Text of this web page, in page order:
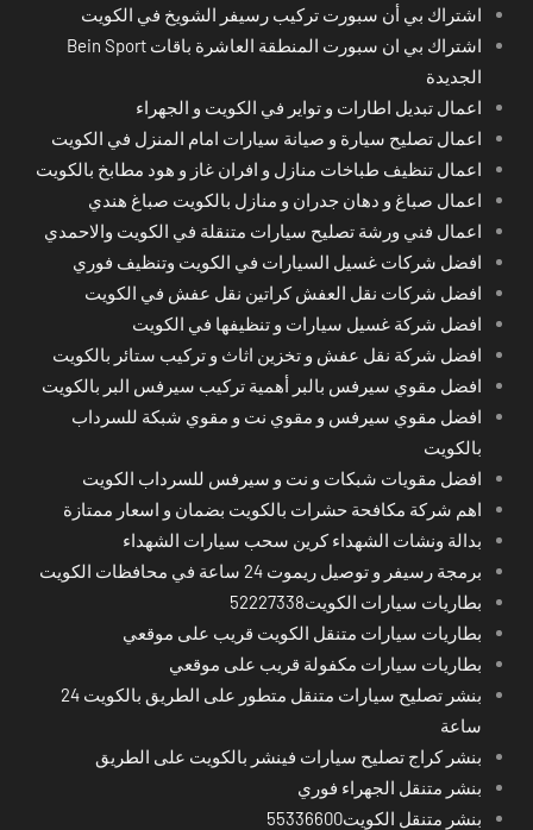
اشتراك بي أن سبورت تركيب رسيفر الشويخ في الكويت
اشتراك بي ان سبورت المنطقة العاشرة باقات Bein Sport
الجديدة
اعمال تبديل اطارات و تواير في الكويت و الجهراء
اعمال تصليح سيارة و صيانة سيارات امام المنزل في الكويت
اعمال تنظيف طباخات منازل و افران غاز و هود مطابخ بالكويت
اعمال صباغ و دهان جدران و منازل بالكويت صباغ هندي
اعمال فني ورشة تصليح سيارات متنقلة في الكويت والاحمدي
افضل شركات غسيل السيارات في الكويت وتنظيف فوري
افضل شركات نقل العفش كراتين نقل عفش في الكويت
افضل شركة غسيل سيارات و تنظيفها في الكويت
افضل شركة نقل عفش و تخزين اثاث و تركيب ستائر بالكويت
افضل مقوي سيرفس بالبر أهمية تركيب سيرفس البر بالكويت
افضل مقوي سيرفس و مقوي نت و مقوي شبكة للسرداب
بالكويت
افضل مقويات شبكات و نت و سيرفس للسرداب الكويت
اهم شركة مكافحة حشرات بالكويت بضمان و اسعار ممتازة
بدالة ونشات الشهداء كرين سحب سيارات الشهداء
برمجة رسيفر و توصيل ريموت 24 ساعة في محافظات الكويت
بطاريات سيارات الكويت52227338
بطاريات سيارات متنقل الكويت قريب على موقعي
بطاريات سيارات مكفولة قريب على موقعي
بنشر تصليح سيارات متنقل متطور على الطريق بالكويت 24
ساعة
بنشر كراج تصليح سيارات فينشر بالكويت على الطريق
بنشر متنقل الجهراء فوري
بنشر متنقل الكويت55336600